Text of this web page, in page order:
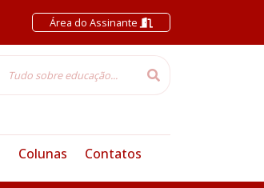
Área do Assinante
Colunas Contatos